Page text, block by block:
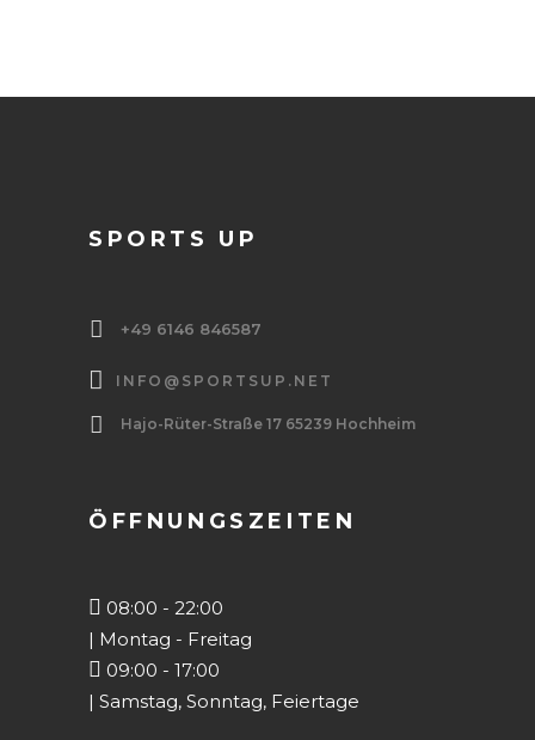
SPORTS UP
+49 6146 846587
INFO@SPORTSUP.NET
Hajo-Rüter-Straße 17 65239 Hochheim
ÖFFNUNGSZEITEN
08:00 - 22:00
| Montag - Freitag
09:00 - 17:00
| Samstag, Sonntag, Feiertage